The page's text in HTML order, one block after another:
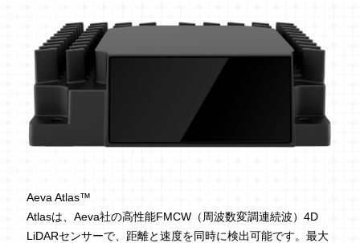
Aeva Atlas™
Atlasは、Aeva社の高性能FMCW（周波数変調連続波）4D
LiDARセンサーで、距離と速度を同時に検出可能です。最大